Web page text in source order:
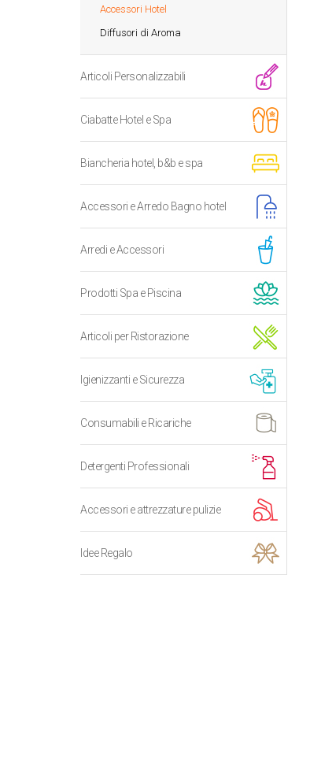
Accessori Hotel
Diffusori di Aroma
Articoli Personalizzabili
Ciabatte Hotel e Spa
Biancheria hotel, b&b e spa
Accessori e Arredo Bagno hotel
Arredi e Accessori
Prodotti Spa e Piscina
Articoli per Ristorazione
Igienizzanti e Sicurezza
Consumabili e Ricariche
Detergenti Professionali
Accessori e attrezzature pulizie
Idee Regalo